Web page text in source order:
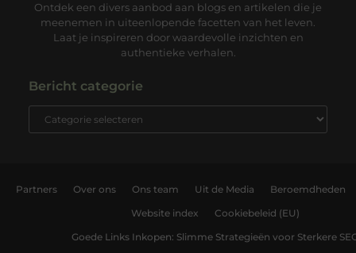
Ontdek een divers aanbod aan blogs en artikelen die je
meenemen in uiteenlopende facetten van het leven.
Laat je inspireren door waardevolle inzichten en
authentieke verhalen.
Bericht categorie
Partners Over ons Ons team Uit de Media Beroemdheden
Website index Cookiebeleid (EU)
Goede Links Inkopen: Slimme Strategieën voor Sterkere